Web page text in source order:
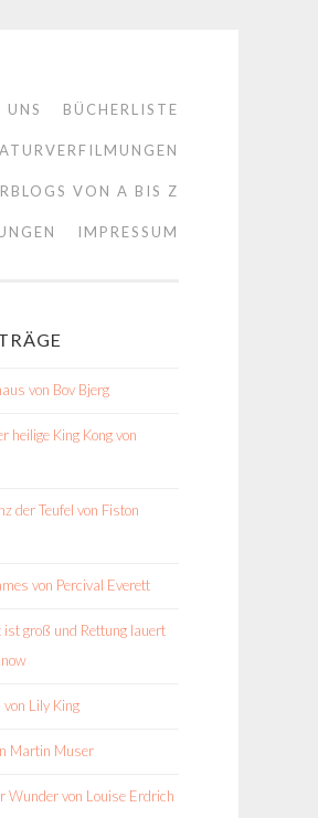
UNS BÜCHERLISTE
VON A BIS Z
IMPRESSUM
von Bov Bjerg
heilige King Kong von
der Teufel von Fiston
von Percival Everett
groß und Rettung lauert
Lily King
Martin Muser
Wunder von Louise Erdrich